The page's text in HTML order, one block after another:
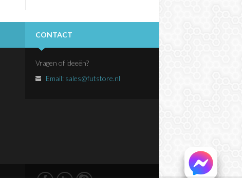
CONTACT
Vragen of ideeën?
Email: sales@futstore.nl